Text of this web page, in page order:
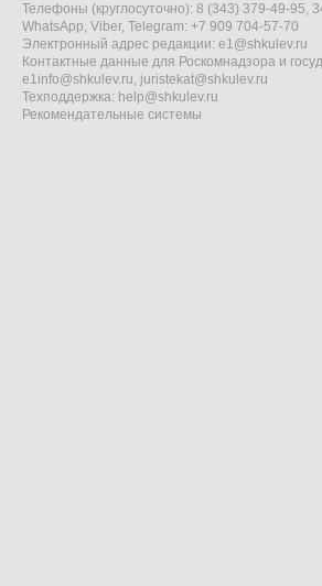
Телефоны (круглосуточно): 8 (343) 379-49-95,
WhatsApp, Viber, Telegram: +7 909 704-57-70
Электронный адрес редакции: e1@shkulev.ru
Контактные данные для Роскомнадзора и
e1info@shkulev.ru, juristekat@shkulev.ru
Техподдержка: help@shkulev.ru
Рекомендательные системы